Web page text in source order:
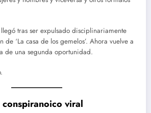
tras ser expulsado disciplinariamente
‘La casa de los gemelos’. Ahora vuelve a
de una segunda oportunidad.
viral